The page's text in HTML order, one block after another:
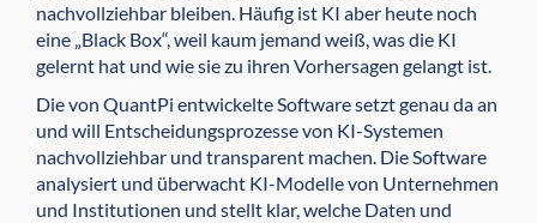
nachvollziehbar bleiben. Häufig ist KI aber heute noch
eine „Black Box“, weil kaum jemand weiß, was die KI
gelernt hat und wie sie zu ihren Vorhersagen gelangt ist.
Die von QuantPi entwickelte Software setzt genau da an
und will Entscheidungsprozesse von KI-Systemen
nachvollziehbar und transparent machen. Die Software
analysiert und überwacht KI-Modelle von Unternehmen
und Institutionen und stellt klar, welche Daten und